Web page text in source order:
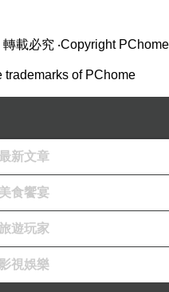
轉載必究 ‧Copyright PChome
trademarks of PChome
新文章
美食饗宴
遊玩家
視娛樂